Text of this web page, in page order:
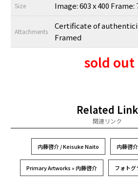
Size Image: 603 x 400 Frame:
Attachments
Certificate of
Framed
sold out
Related Link
関連リンク
内藤啓介 / Keisuke Naito 内藤啓
Primary Artworks » 内藤啓介 フォトグ